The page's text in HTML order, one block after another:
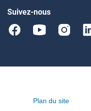
Suivez-nous
Plan du site